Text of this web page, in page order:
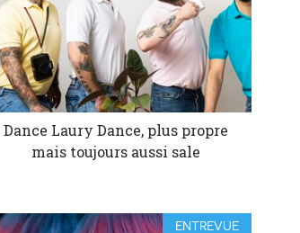
Dance Laury Dance, plus propre
mais toujours aussi sale
ENTREVUE